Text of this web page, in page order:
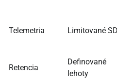
Telemetria Limitované
Retencia
Definované
lehoty